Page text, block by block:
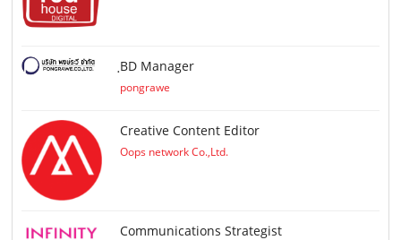
ฺBD Manager
pongrawe
Creative Content Editor
Oops network Co.,Ltd.
Communications Strategist